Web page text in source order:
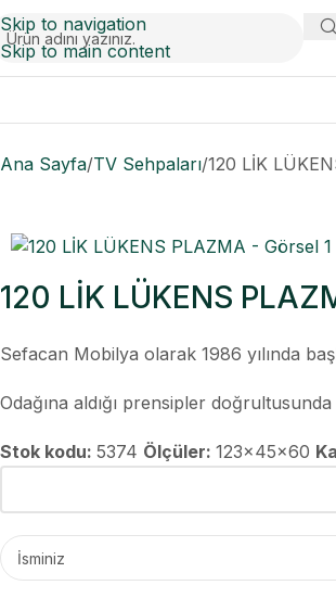
Skip to navigation
Skip to main content
Ana Sayfa TV Sehpaları 120 LİK
120 LİK LÜKENS
Sefacan Mobilya olarak 1986 yılında
Odağına aldığı prensipler
Stok kodu: 5374 Ölçüler: 123x45x60